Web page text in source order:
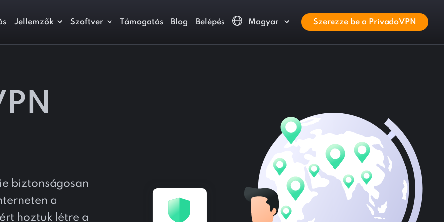
Jellemzők Szoftver Támogatás Blog Belépés Magyar Szerezze be a PrivadoVPN
biztonságosan
a
hoztuk létre a